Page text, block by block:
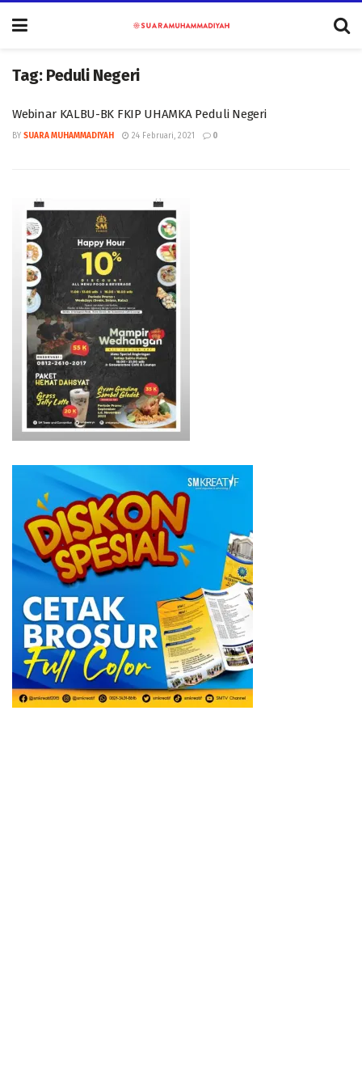
Tag: Peduli Negeri
Webinar KALBU-BK FKIP UHAMKA Peduli Negeri
BY SUARA MUHAMMADIYAH 24 Februari, 2021 0